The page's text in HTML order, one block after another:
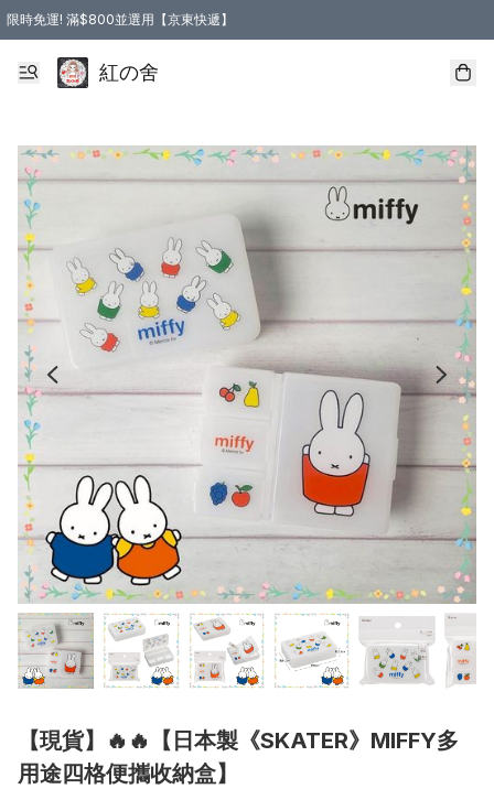
限時免運! 滿$800並選用【京東快遞】
紅の舍
【現貨】🔥🔥【日本製《SKATER》MIFFY多
用途四格便攜收納盒】